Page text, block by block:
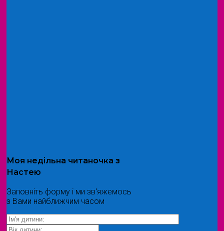
Моя недільна читаночка з
Настею
Заповніть форму і ми зв'яжемось
з Вами найближчим часом